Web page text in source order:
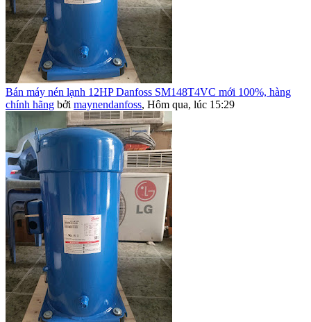
Bán máy nén lạnh 12HP Danfoss SM148T4VC mới 100%, hàng
chính hãng bởi maynendanfoss, Hôm qua, lúc 15:29